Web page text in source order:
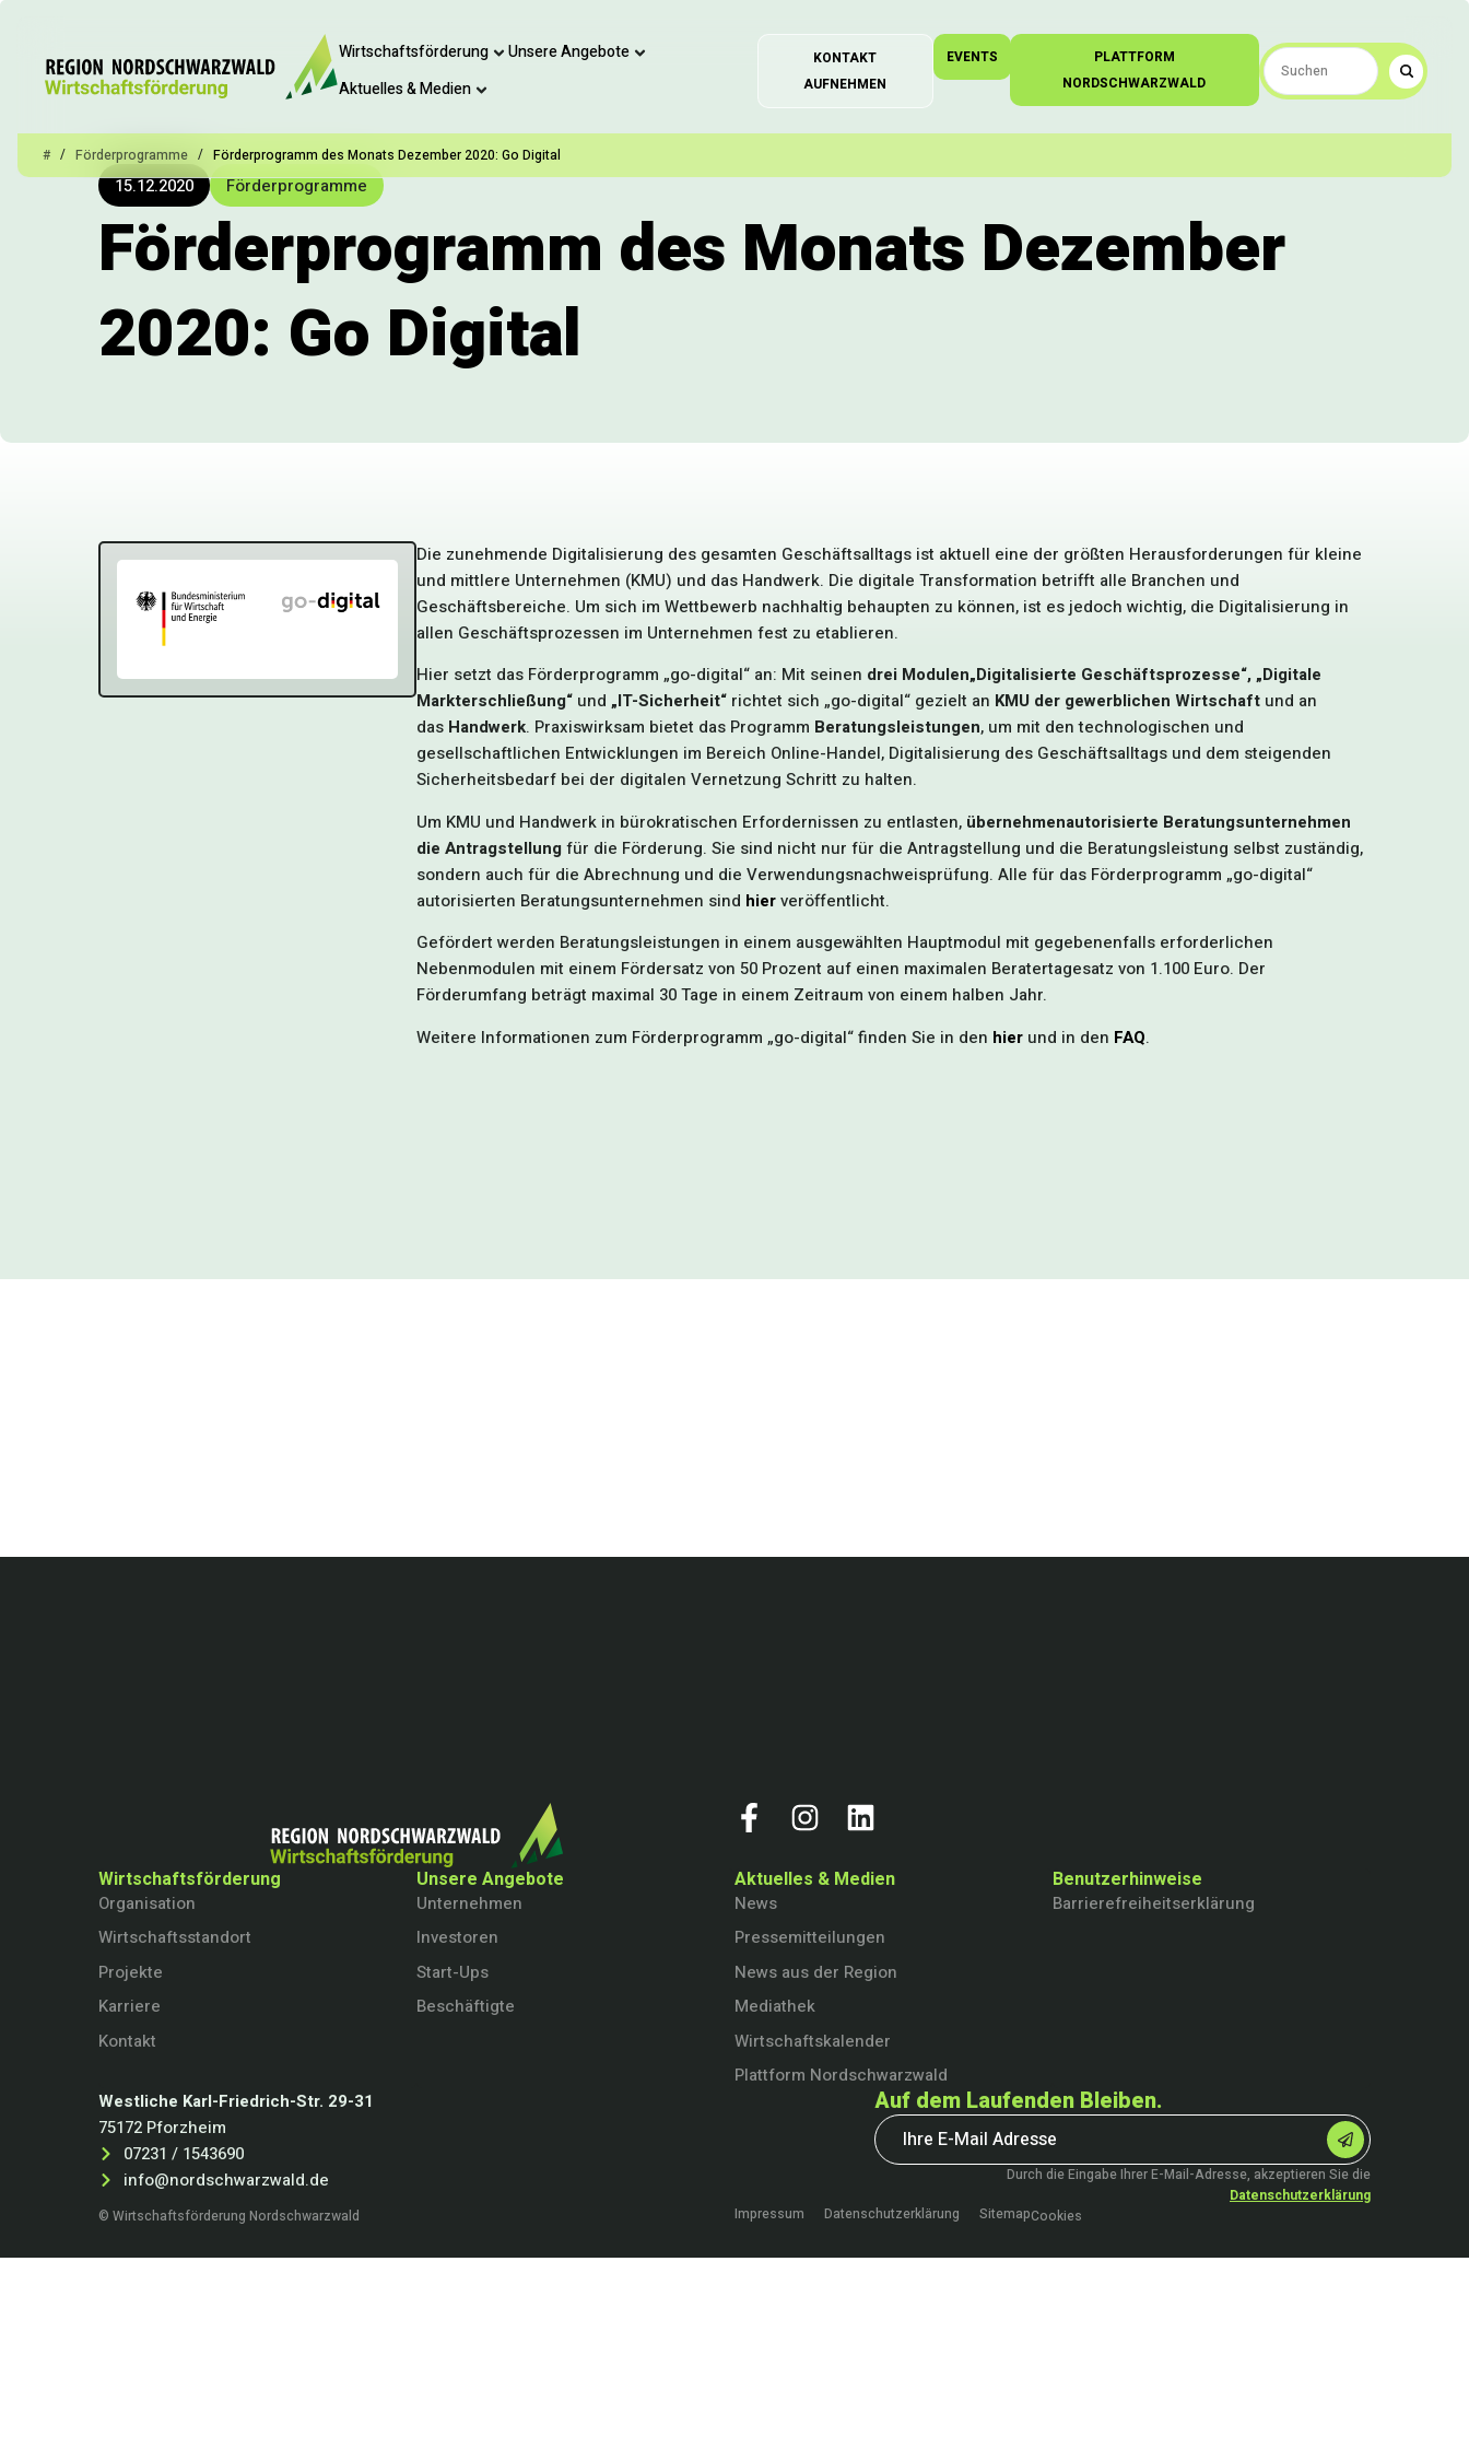
Wirtschaftsförderung
Unsere Angebote
Aktuelles & Medien
KONTAKT
AUFNEHMEN
EVENTS
PLATTFORM
NORDSCHWARZWALD
# / Förderprogramme / Förderprogramm des Monats Dezember 2020: Go Digital
15.12.2020 Förderprogramme
Förderprogramm des Monats Dezember
2020: Go Digital
Die zunehmende Digitalisierung des gesamten Geschäftsalltags ist aktuell eine der größten Herausforderungen für kleine
und mittlere Unternehmen (KMU) und das Handwerk. Die digitale Transformation betrifft alle Branchen und
Geschäftsbereiche. Um sich im Wettbewerb nachhaltig behaupten zu können, ist es jedoch wichtig, die Digitalisierung in
allen Geschäftsprozessen im Unternehmen fest zu etablieren.
Hier setzt das Förderprogramm „go-digital“ an: Mit seinen drei Modulen„Digitalisierte Geschäftsprozesse“, „Digitale
Markterschließung“ und „IT-Sicherheit“ richtet sich „go-digital“ gezielt an KMU der gewerblichen Wirtschaft und an
das Handwerk. Praxiswirksam bietet das Programm Beratungsleistungen, um mit den technologischen und
gesellschaftlichen Entwicklungen im Bereich Online-Handel, Digitalisierung des Geschäftsalltags und dem steigenden
Sicherheitsbedarf bei der digitalen Vernetzung Schritt zu halten.
Um KMU und Handwerk in bürokratischen Erfordernissen zu entlasten, übernehmenautorisierte Beratungsunternehmen
die Antragstellungfür die Förderung. Sie sind nicht nur für die Antragstellung und die Beratungsleistung selbst zuständig,
sondern auch für die Abrechnung und die Verwendungsnachweisprüfung. Alle für das Förderprogramm „go-digital“
autorisierten Beratungsunternehmen sind hierveröffentlicht.
Gefördert werden Beratungsleistungen in einem ausgewählten Hauptmodul mit gegebenenfalls erforderlichen
Nebenmodulen mit einem Fördersatz von 50 Prozent auf einen maximalen Beratertagesatz von 1.100 Euro. Der
Förderumfang beträgt maximal 30 Tage in einem Zeitraum von einem halben Jahr.
Weitere Informationen zum Förderprogramm „go-digital“ finden Sie in den hier und in den FAQ.
Wirtschaftsförderung
Organisation
Wirtschaftsstandort
Projekte
Karriere
Kontakt
Unsere Angebote
Unternehmen
Investoren
Start-Ups
Beschäftigte
Aktuelles & Medien
News
Pressemitteilungen
News aus der Region
Mediathek
Wirtschaftskalender
Plattform Nordschwarzwald
Benutzerhinweise
Barrierefreiheitserklärung
Westliche Karl-Friedrich-Str. 29-31
75172 Pforzheim
07231 / 1543690
info@nordschwarzwald.de
Auf dem Laufenden Bleiben.
Durch die Eingabe Ihrer E-Mail-Adresse, akzeptieren Sie die
Datenschutzerklärung
© Wirtschaftsförderung Nordschwarzwald
Impressum Datenschutzerklärung SitemapCookies